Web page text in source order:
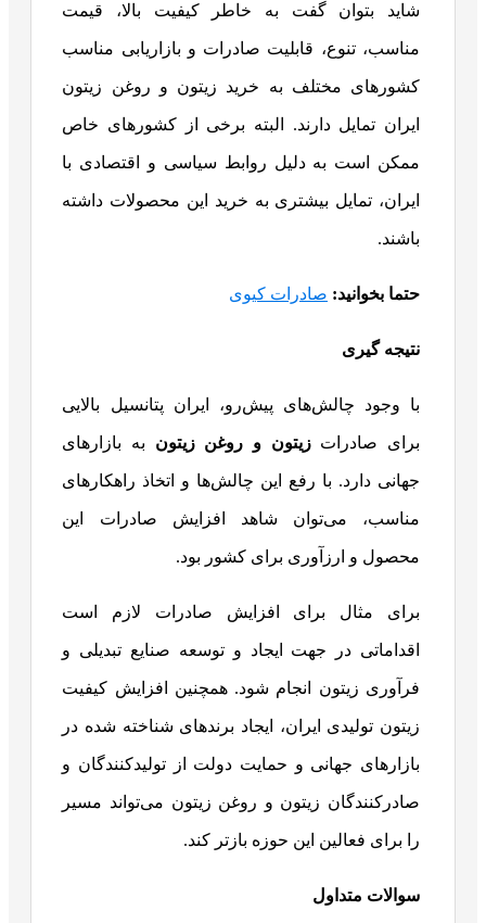
شاید بتوان گفت به خاطر کیفیت بالا، قیمت
مناسب، تنوع، قابلیت صادرات و بازاریابی مناسب
کشورهای مختلف به خرید زیتون و روغن زیتون
ایران تمایل دارند. البته برخی از کشورهای خاص
ممکن است به دلیل روابط سیاسی و اقتصادی با
ایران، تمایل بیشتری به خرید این محصولات داشته
باشند.
حتما بخوانید: صادرات کیوی
نتیجه گیری
با وجود چالش‌های پیش‌رو، ایران پتانسیل بالایی
برای صادراتزیتون و روغن زیتون به بازارهای
جهانی دارد. با رفع این چالش‌ها و اتخاذ راهکارهای
مناسب، می‌توان شاهد افزایش صادرات این
محصول و ارزآوری برای کشور بود.
برای مثال برای افزایش صادرات لازم است
اقداماتی در جهت ایجاد و توسعه صنایع تبدیلی و
فرآوری زیتون انجام شود. همچنین افزایش کیفیت
زیتون تولیدی ایران، ایجاد برندهای شناخته شده در
بازارهای جهانی و حمایت دولت از تولیدکنندگان و
صادرکنندگان زیتون و روغن زیتون می‌تواند مسیر
را برای فعالین این حوزه بازتر کند.
سوالات متداول